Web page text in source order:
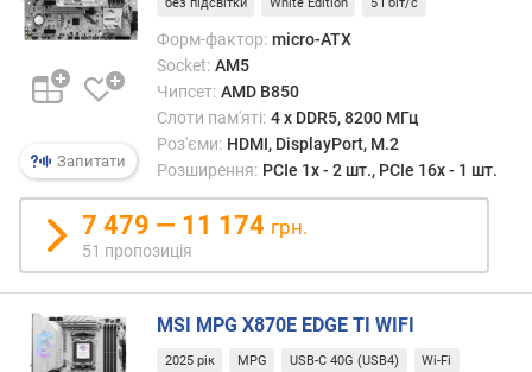
е
н
я
р
у
о
а
п
Запитати
без підсвітки White Edition 5 Гбіт/с
Форм-фактор: micro-ATX
Socket: AM5
Чипсет: AMD B850
Слоти пам'яті: 4 х DDR5, 8200 МГц
Роз'єми: HDMI, DisplayPort, M.2
Розширення: PCIe 1x - 2 шт., PCIe 16x - 1 шт.
7 479 — 11 174 грн.
51 пропозиція
MSI MPG X870E EDGE TI WIFI
2025 рік MPG USB-C 40G (USB4) Wi-Fi